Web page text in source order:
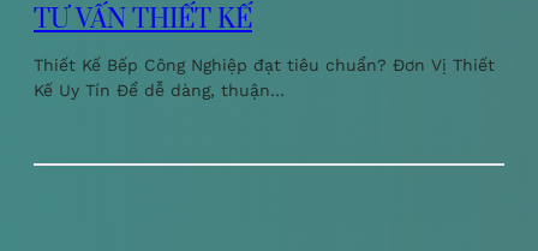
TƯ VẤN THIẾT KẾ
Thiết Kế Bếp Công Nghiệp đạt tiêu chuẩn? Đơn Vị Thiết
Kế Uy Tín Để dễ dàng, thuận…